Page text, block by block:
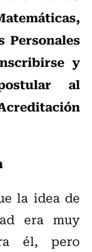
Personales
y
al
la idea de
era muy
él, pero